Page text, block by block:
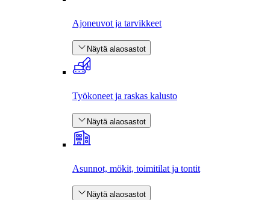
Ajoneuvot ja tarvikkeet
Näytä alaosastot
Työkoneet ja raskas kalusto
Näytä alaosastot
Asunnot, mökit, toimitilat ja tontit
Näytä alaosastot